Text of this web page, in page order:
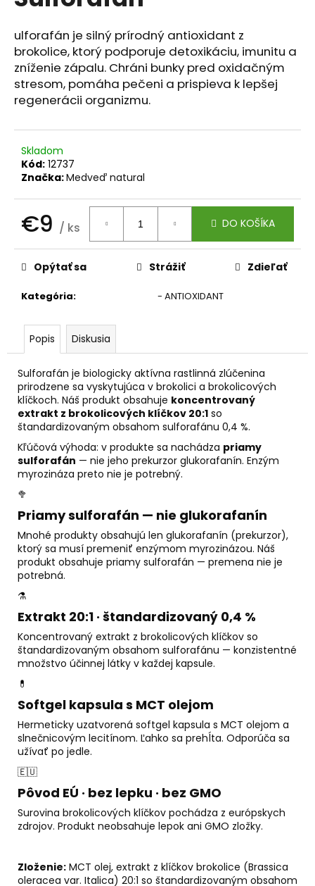
5
hviezdičiek.
ulforafán je silný prírodný antioxidant z
brokolice, ktorý podporuje detoxikáciu, imunitu a
zníženie zápalu. Chráni bunky pred oxidačným
stresom, pomáha pečeni a prispieva k lepšej
regenerácii organizmu.
Skladom
Kód: 12737
Značka:Medveď natural
€9 / ks
cena:
DO KOŠÍKA
Kategória: - ANTIOXIDANT
Opýtať sa Strážiť Zdieľať
Popis Diskusia
Sulforafán je biologicky aktívna rastlinná zlúčenina
prirodzene sa vyskytujúca v brokolici a brokolicových
klíčkoch. Náš produkt obsahuje koncentrovaný
extrakt z brokolicových klíčkov 20:1 so
štandardizovaným obsahom sulforafánu 0,4 %.
Kľúčová výhoda: v produkte sa nachádza priamy
sulforafán — nie jeho prekurzor glukorafanín. Enzým
myrozináza preto nie je potrebný.
🥦
Priamy sulforafán — nie glukorafanín
Mnohé produkty obsahujú len glukorafanín (prekurzor),
ktorý sa musí premeniť enzýmom myrozinázou. Náš
produkt obsahuje priamy sulforafán — premena nie je
potrebná.
⚗️
Extrakt 20:1 · štandardizovaný 0,4 %
Koncentrovaný extrakt z brokolicových klíčkov so
štandardizovaným obsahom sulforafánu — konzistentné
množstvo účinnej látky v každej kapsule.
💊
Softgel kapsula s MCT olejom
Hermeticky uzatvorená softgel kapsula s MCT olejom a
slnečnicovým lecitínom. Ľahko sa prehĺta. Odporúča sa
užívať po jedle.
🇪🇺
Pôvod EÚ · bez lepku · bez GMO
Surovina brokolicových klíčkov pochádza z európskych
zdrojov. Produkt neobsahuje lepok ani GMO zložky.
Zloženie: MCT olej, extrakt z klíčkov brokolice (Brassica
oleracea var. Italica) 20:1 so štandardizovaným obsahom
j
s
ť
?
O
p
o
ú
m
ALFA
&
OMEGA
€59